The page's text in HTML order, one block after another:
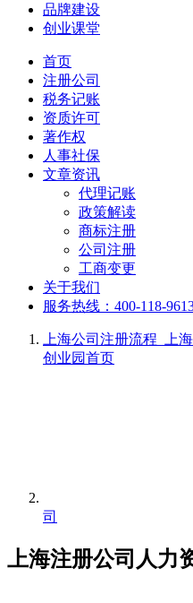
品牌建设
创业课堂
首页
注册公司
税务记账
资质许可
著作权
人事社保
文章资讯
代理记账
政策解读
商标注册
公司注册
工商变更
关于我们
服务热线：400-118-
上海公司注册流程_上
创业园首页
司
上海注册公司人力